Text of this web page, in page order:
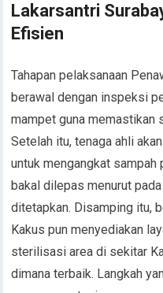
Lakarsantri
Efisien
Tahapan pelaksanaan
berawal dengan inspeksi
mampet guna memastikan
Setelah itu, tenaga ahli
untuk mengangkat
bakal dilepas menurut
ditetapkan. Disamping itu,
Kakus pun menyediakan
sterilisasi area di sekitar
dimana terbaik. Langkah